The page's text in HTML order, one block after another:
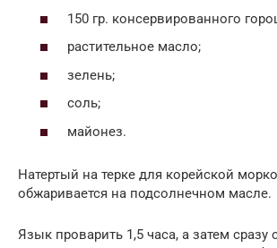
150 гр. консервированного
растительное масло;
зелень;
соль;
майонез.
Натертый на терке для корейской
обжаривается на подсолнечном масле.
Язык проварить 1,5 часа, а затем сразу